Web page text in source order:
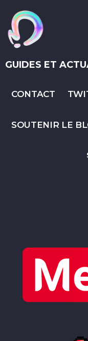
GUIDES ET
CONTACT
SOUTENIR LE